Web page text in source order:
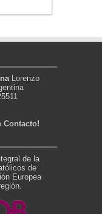
Lorenzo
Contacto!
de la
de
Europea